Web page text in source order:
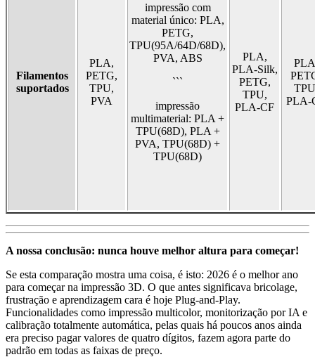
Filamentos
suportados
PLA,
PETG,
TPU,
PVA
impressão com
material único: PLA,
PETG,
TPU(95A/64D/68D),
PVA, ABS
```
impressão
multimaterial: PLA +
TPU(68D), PLA +
PVA, TPU(68D) +
TPU(68D)
PLA,
PLA-Silk,
PETG,
TPU,
PLA-CF
PLA-
A nossa conclusão: nunca houve melhor altura para começar!
Se esta comparação mostra uma coisa, é isto: 2026 é o melhor ano
para começar na impressão 3D. O que antes significava bricolage,
frustração e aprendizagem cara é hoje Plug-and-Play.
Funcionalidades como impressão multicolor, monitorização por IA e
calibração totalmente automática, pelas quais há poucos anos ainda
era preciso pagar valores de quatro dígitos, fazem agora parte do
padrão em todas as faixas de preço.